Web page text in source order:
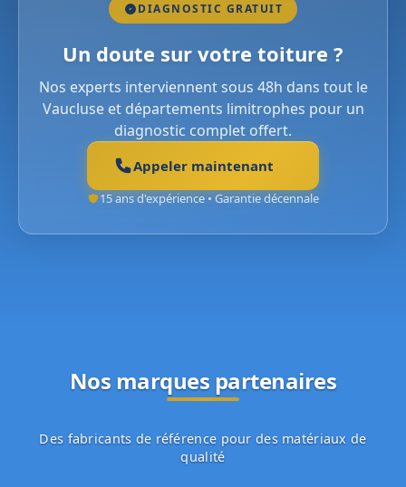
DIAGNOSTIC GRATUIT
Un doute sur votre toiture ?
Nos experts interviennent sous 48h dans tout le
Vaucluse et départements limitrophes pour un
diagnostic complet offert.
Appeler maintenant
15 ans d'expérience • Garantie décennale
Nos marques partenaires
Des fabricants de référence pour des matériaux de
qualité